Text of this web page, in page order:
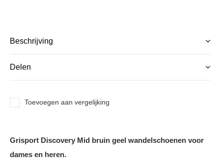
Beschrijving
Delen
Toevoegen aan vergelijking
Grisport Discovery Mid bruin geel wandelschoenen voor
dames en heren.